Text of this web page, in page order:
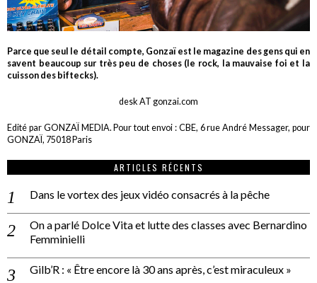
Parce que seul le détail compte, Gonzaï est le magazine des gens qui en
savent beaucoup sur très peu de choses (le rock, la mauvaise foi et la
cuisson des biftecks).
desk AT gonzai.com
Edité par GONZAÏ MEDIA. Pour tout envoi : CBE, 6 rue André Messager, pour
GONZAÏ, 75018 Paris
ARTICLES RÉCENTS
Dans le vortex des jeux vidéo consacrés à la pêche
On a parlé Dolce Vita et lutte des classes avec Bernardino
Femminielli
Gilb’R : « Être encore là 30 ans après, c’est miraculeux »